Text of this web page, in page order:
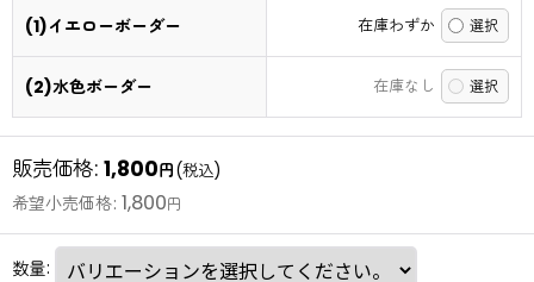
(1)イエローボーダー 在庫わずか
(2)水色ボーダー 在庫なし
販売価格: 1,800円(税込)
希望小売価格: 1,800円
数量: